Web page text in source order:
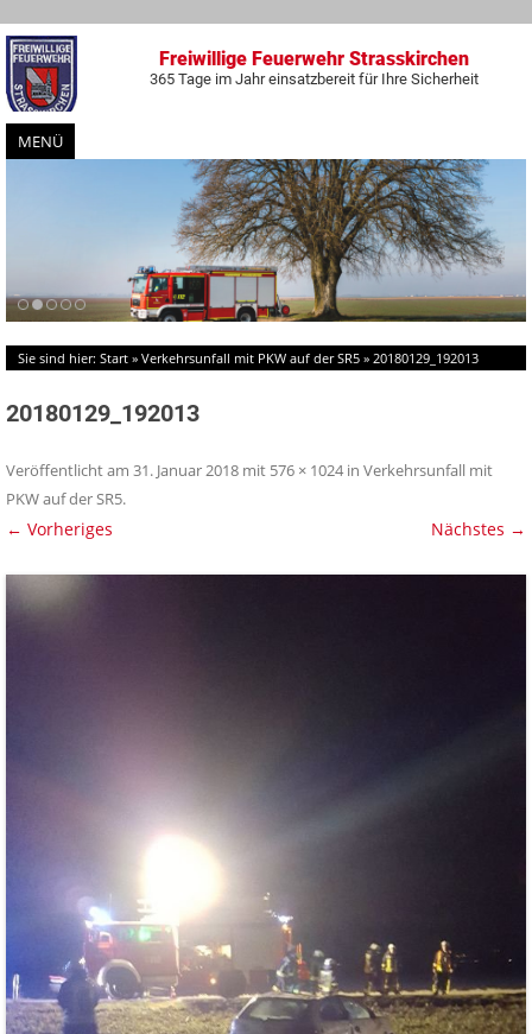
Freiwillige Feuerwehr Strasskirchen
365 Tage im Jahr einsatzbereit für Ihre Sicherheit
MENÜ
Zum
Inhalt
springen
Sie sind hier: Start » Verkehrsunfall mit PKW auf der SR5 » 20180129_192013
20180129_192013
Veröffentlicht am 31. Januar 2018 mit 576 × 1024 in Verkehrsunfall mit
PKW auf der SR5.
← Vorheriges Nächstes →